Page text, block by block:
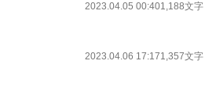
2023.04.05 00:401,188文字
2023.04.06 17:171,357文字